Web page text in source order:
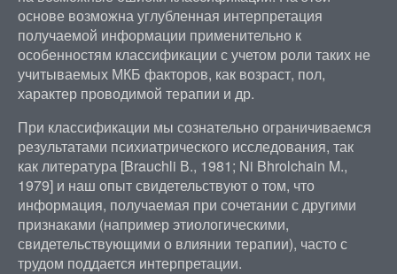
основе возможна углубленная интерпретация
получаемой информации применительно к
особенностям классификации с учетом роли таких не
учитываемых МКБ факторов, как возраст, пол,
характер проводимой терапии и др.
При классификации мы сознательно ограничиваемся
результатами психиатрического исследования, так
как литература [Brauchli В., 1981; Ni Bhrolchain M.,
1979] и наш опыт свидетельствуют о том, что
информация, получаемая при сочетании с другими
признаками (например этиологическими,
свидетельствующими о влиянии терапии), часто с
трудом поддается интерпретации.